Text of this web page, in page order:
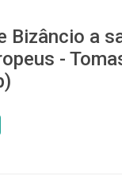
Bizâncio a
-